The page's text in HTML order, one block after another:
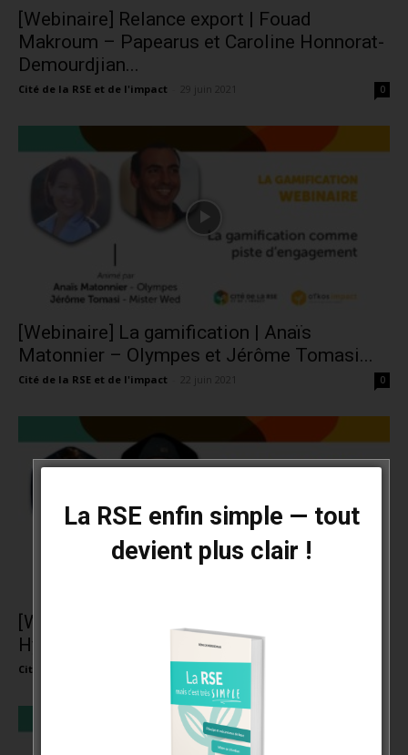
[Webinaire] Relance export | Fouad
Makroum – Papearus et Caroline Honnorat-
Demourdjian...
Cité de la RSE et de l'impact 0
[Webinaire] La gamification | Anaïs
Matonnier – Olympes et Jérôme Tomasi...
Cité de la RSE et de l'impact 0
[Webinaire] Management et Covid | Suzanne
Hyronde – SENSE et Louise...
Cité de la RSE et de l'impact 8 juin 2021
La RSE enfin simple — tout
devient plus clair !